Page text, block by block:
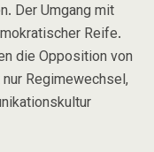
Der Umgang mit
Reife.
die Opposition von
Regimewechsel,